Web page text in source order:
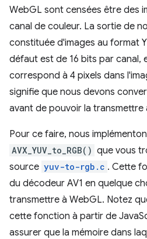
WebGL sont censées être des
canal de couleur. La sortie de
constituée d'images au format
défaut est de 16 bits par canal,
correspond à 4 pixels dans
signifie que nous devons
avant de pouvoir la transmettre
Pour ce faire, nous
AVX_YUV_to_RGB() que vous
source yuv-to-rgb.c . Cette
du décodeur AV1 en quelque
transmettre à WebGL. Notez
cette fonction à partir de
assurer que la mémoire dans